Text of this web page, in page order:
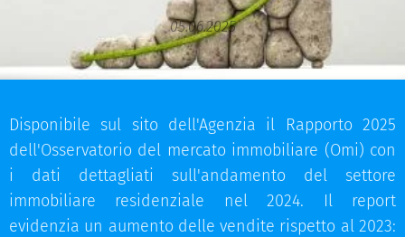
05.06.2025
Disponibile sul sito dell'Agenzia il Rapporto 2025
dell'Osservatorio del mercato immobiliare (Omi) con
i dati dettagliati sull'andamento del settore
immobiliare residenziale nel 2024. Il report
evidenzia un aumento delle vendite rispetto al 2023: